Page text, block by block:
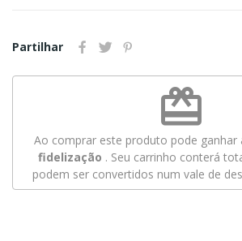
Partilhar
redeem
Ao comprar este produto pode ganhar
fidelização . Seu carrinho conterá
podem ser convertidos num vale de